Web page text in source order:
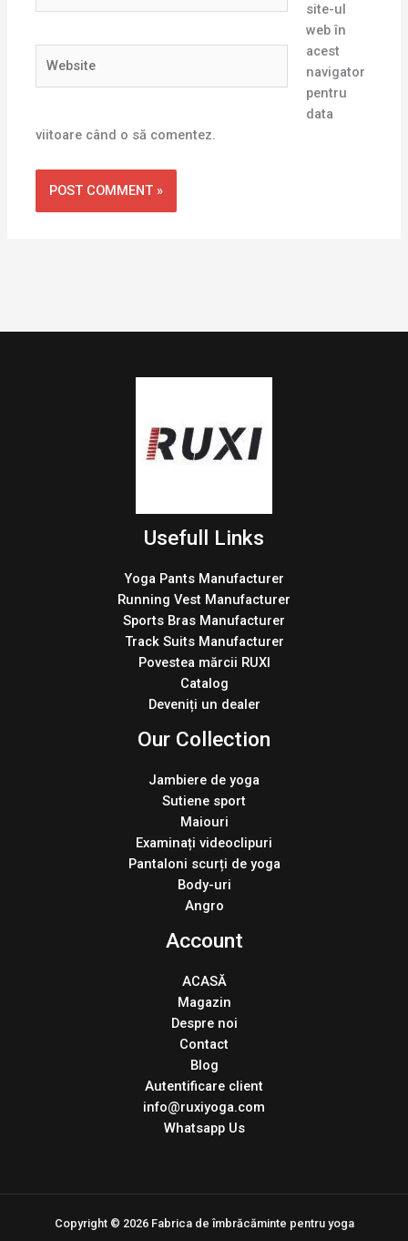
site-ul
web în
acest
navigator
pentru
data
viitoare când o să comentez.
Usefull Links
Yoga Pants Manufacturer
Running Vest Manufacturer
Sports Bras Manufacturer
Track Suits Manufacturer
Povestea mărcii RUXI
Catalog
Deveniți un dealer
Our Collection
Jambiere de yoga
Sutiene sport
Maiouri
Examinați videoclipuri
Pantaloni scurți de yoga
Body-uri
Angro
Account
ACASĂ
Magazin
Despre noi
Contact
Blog
Autentificare client
info@ruxiyoga.com
Whatsapp Us
Copyright © 2026 Fabrica de îmbrăcăminte pentru yoga